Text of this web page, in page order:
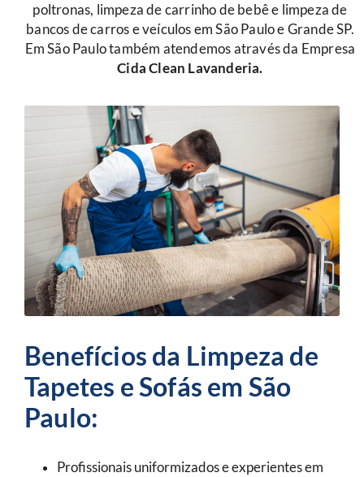
poltronas, limpeza de carrinho de bebê e limpeza de
bancos de carros e veículos em São Paulo e Grande SP.
Em São Paulo também atendemos através da Empresa
Cida Clean Lavanderia.
Benefícios da Limpeza de
Tapetes e Sofás em São
Paulo:
Profissionais uniformizados e experientes em